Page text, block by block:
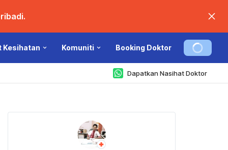
Kesihatan Komuniti Booking Doktor
Dapatkan Nasihat Doktor